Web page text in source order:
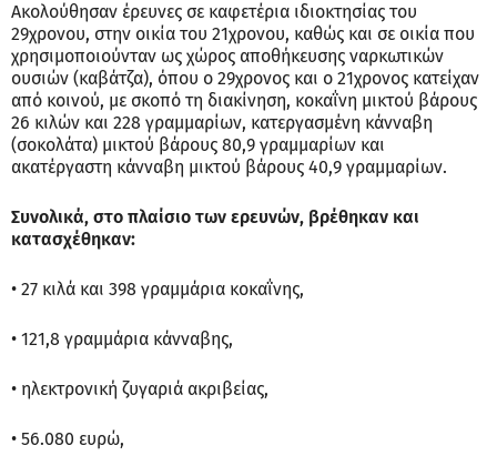
Ακολούθησαν έρευνες σε καφετέρια ιδιοκτησίας του
29χρονου, στην οικία του 21χρονου, καθώς και σε οικία που
χρησιμοποιούνταν ως χώρος αποθήκευσης ναρκωτικών
ουσιών (καβάτζα), όπου ο 29χρονος και ο 21χρονος κατείχαν
από κοινού, με σκοπό τη διακίνηση, κοκαΐνη μικτού βάρους
26 κιλών και 228 γραμμαρίων, κατεργασμένη κάνναβη
(σοκολάτα) μικτού βάρους 80,9 γραμμαρίων και
ακατέργαστη κάνναβη μικτού βάρους 40,9 γραμμαρίων.
Συνολικά, στο πλαίσιο των ερευνών, βρέθηκαν και
κατασχέθηκαν:
• 27 κιλά και 398 γραμμάρια κοκαΐνης,
• 121,8 γραμμάρια κάνναβης,
• ηλεκτρονική ζυγαριά ακριβείας,
• 56.080 ευρώ,